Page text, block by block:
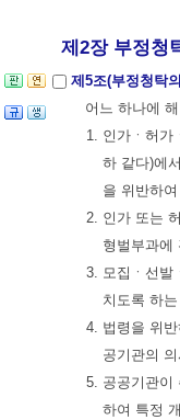
제2장 부정청탁
제5조(부정청탁
어느 하나에
1. 인가ㆍ허가
하 같다)에
을 위반하
2. 인가 또는
형벌부과에
3. 모집ㆍ선발
치도록 하
4. 법령을 위
공기관의
5. 공공기관이
하여 특정